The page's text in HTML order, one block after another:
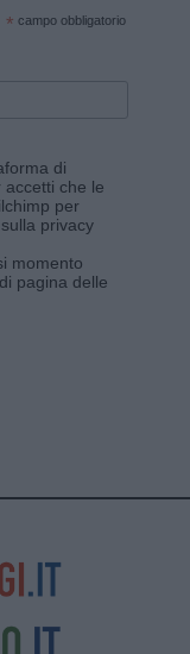
* campo obbligatorio
di
accetti che le
per
privacy
momento
pagina delle